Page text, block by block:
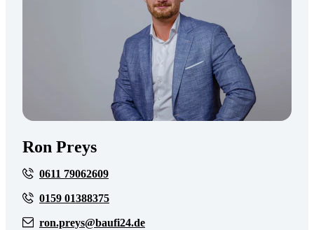
Ron Preys
0611 79062609
0159 01388375
ron.preys@baufi24.de